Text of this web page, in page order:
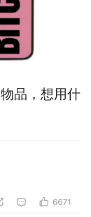
品，想用什